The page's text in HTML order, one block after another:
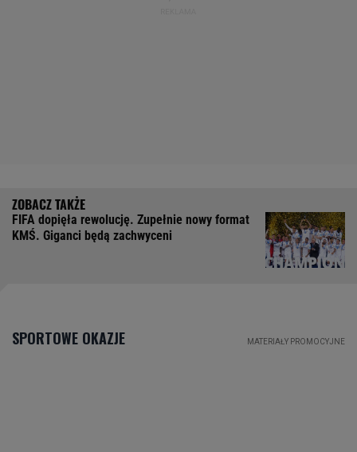
FIFA dopięła rewolucję. Zupełnie nowy format
KMŚ. Giganci będą zachwyceni